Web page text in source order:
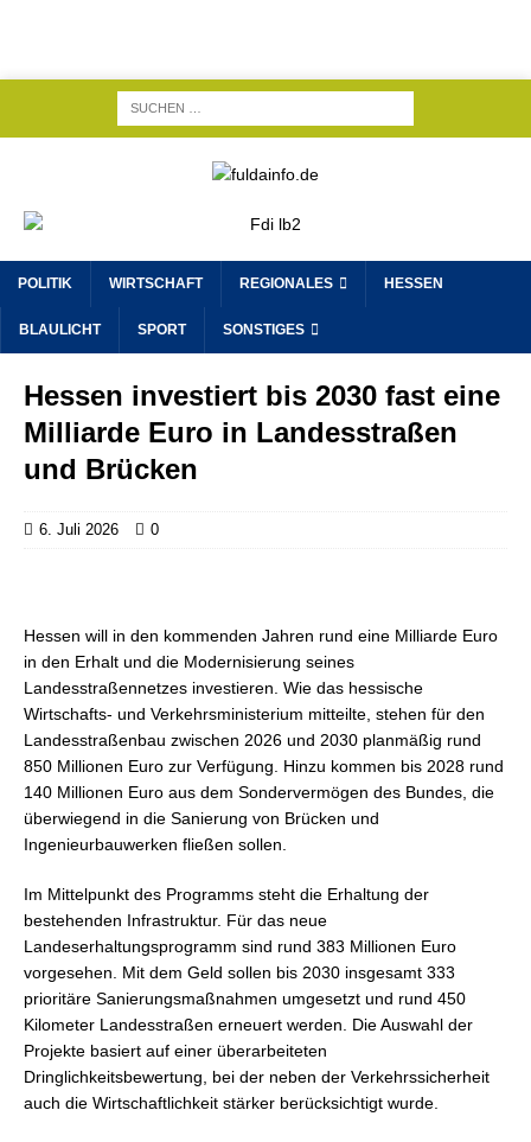
POLITIK WIRTSCHAFT REGIONALES HESSEN
BLAULICHT SPORT SONSTIGES
Hessen investiert bis 2030 fast eine
Milliarde Euro in Landesstraßen
und Brücken
6. Juli 2026 0
Hessen will in den kommenden Jahren rund eine Milliarde Euro
in den Erhalt und die Modernisierung seines
Landesstraßennetzes investieren. Wie das hessische
Wirtschafts- und Verkehrsministerium mitteilte, stehen für den
Landesstraßenbau zwischen 2026 und 2030 planmäßig rund
850 Millionen Euro zur Verfügung. Hinzu kommen bis 2028 rund
140 Millionen Euro aus dem Sondervermögen des Bundes, die
überwiegend in die Sanierung von Brücken und
Ingenieurbauwerken fließen sollen.
Im Mittelpunkt des Programms steht die Erhaltung der
bestehenden Infrastruktur. Für das neue
Landeserhaltungsprogramm sind rund 383 Millionen Euro
vorgesehen. Mit dem Geld sollen bis 2030 insgesamt 333
prioritäre Sanierungsmaßnahmen umgesetzt und rund 450
Kilometer Landesstraßen erneuert werden. Die Auswahl der
Projekte basiert auf einer überarbeiteten
Dringlichkeitsbewertung, bei der neben der Verkehrssicherheit
auch die Wirtschaftlichkeit stärker berücksichtigt wurde.